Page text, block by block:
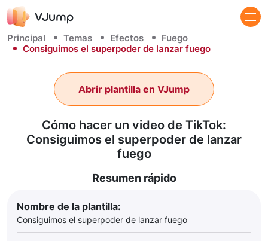
Principal Temas Efectos
Fuego
Consiguimos el superpoder de lanzar fuego
Cómo hacer un video de TikTok:
Consiguimos el superpoder de lanzar
fuego
Abrir plantilla en VJump
Resumen rápido
Nombre de la plantilla:
Consiguimos el superpoder de lanzar fuego